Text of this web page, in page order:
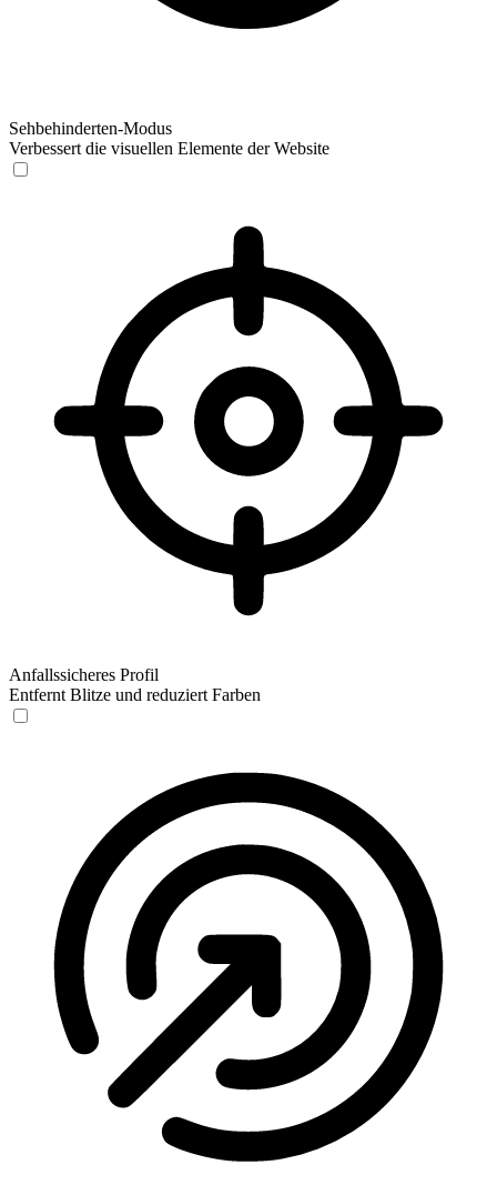
Sehbehinderten-Modus
Verbessert die visuellen Elemente der Website
Anfallssicheres Profil
Entfernt Blitze und reduziert Farben